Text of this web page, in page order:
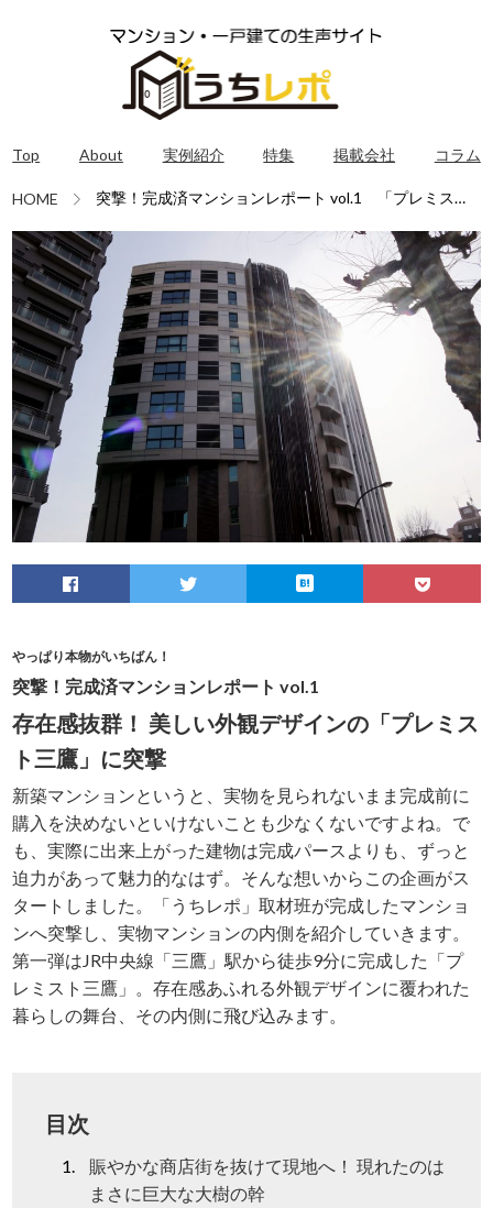
Top About 実例紹介 特集 掲載会社 コラム
HOME
突撃！完成済マンションレポート vol.1 「プレミスト
やっぱり本物がいちばん！
突撃！完成済マンションレポート vol.1
存在感抜群！ 美しい外観デザインの「プレミス
ト三鷹」に突撃
新築マンションというと、実物を見られないまま完成前に
購入を決めないといけないことも少なくないですよね。で
も、実際に出来上がった建物は完成パースよりも、ずっと
迫力があって魅力的なはず。そんな想いからこの企画がス
タートしました。「うちレポ」取材班が完成したマンショ
ンへ突撃し、実物マンションの内側を紹介していきます。
第一弾はJR中央線「三鷹」駅から徒歩9分に完成した「プ
レミスト三鷹」。存在感あふれる外観デザインに覆われた
暮らしの舞台、その内側に飛び込みます。
目次
賑やかな商店街を抜けて現地へ！ 現れたのは
まさに巨大な大樹の幹